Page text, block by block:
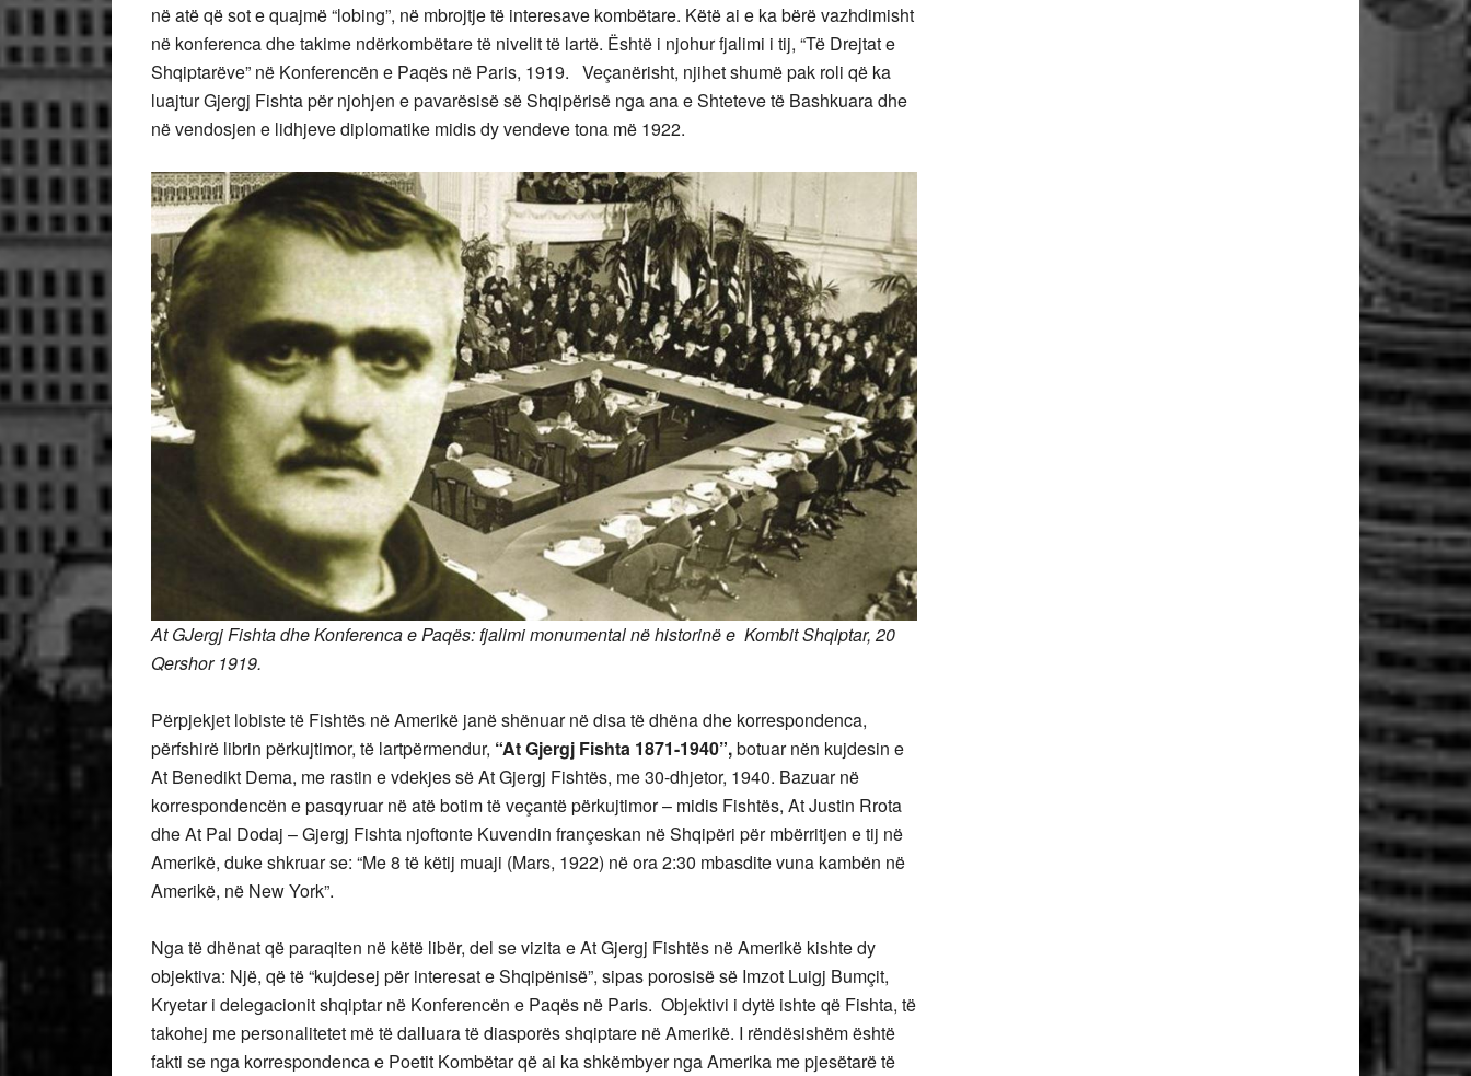
në atë që sot e quajmë “lobing”, në mbrojtje të interesave kombëtare. Këtë ai e ka bërë vazhdimisht
në konferenca dhe takime ndërkombëtare të nivelit të lartë. Është i njohur fjalimi i tij, “Të Drejtat e
Shqiptarëve” në Konferencën e Paqës në Paris, 1919. Veçanërisht, njihet shumë pak roli që ka
luajtur Gjergj Fishta për njohjen e pavarësisë së Shqipërisë nga ana e Shteteve të Bashkuara dhe
në vendosjen e lidhjeve diplomatike midis dy vendeve tona më 1922.
At GJergjFishta dhe Konferenca e Paqës: fjalimi monumental në historinë e Kombit Shqiptar, 20
Qershor 1919.
Përpjekjet lobiste të Fishtës në Amerikë janë shënuar në disa të dhëna dhe korrespondenca,
përfshirë librin përkujtimor, të lartpërmendur, “At Gjergj Fishta 1871-1940”,botuar nën kujdesin e
At Benedikt Dema, me rastin e vdekjes së At Gjergj Fishtës, me 30-dhjetor, 1940. Bazuar në
korrespondencën e pasqyruar në atë botim të veçantë përkujtimor – midis Fishtës, At Justin Rrota
dhe At Pal Dodaj – Gjergj Fishta njoftonte Kuvendin françeskan në Shqipëri për mbërritjen e tij në
Amerikë, duke shkruar se: “Me 8 të këtij muaji (Mars, 1922) në ora 2:30 mbasdite vuna kambën në
Amerikë, në New York”.
Nga të dhënat që paraqiten në këtë libër, del se vizita e At Gjergj Fishtës në Amerikë kishte dy
objektiva: Një, që të “kujdesej për interesat e Shqipënisë”, sipas porosisë së Imzot Luigj Bumçit,
Kryetar i delegacionit shqiptar në Konferencën e Paqës në Paris. Objektivi i dytë ishte që Fishta, të
takohej me personalitetet më të dalluara të diasporës shqiptare në Amerikë. I rëndësishëm është
fakti se nga korrespondenca e Poetit Kombëtar që ai ka shkëmbyer nga Amerika me pjesëtarë të